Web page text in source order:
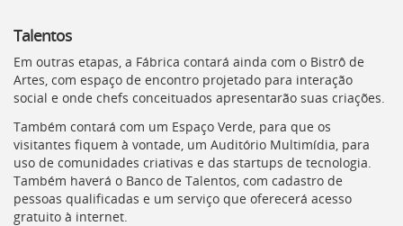
Talentos
Em outras etapas, a Fábrica contará ainda com o Bistrô de
Artes, com espaço de encontro projetado para interação
social e onde chefs conceituados apresentarão suas criações.
Também contará com um Espaço Verde, para que os
visitantes fiquem à vontade, um Auditório Multimídia, para
uso de comunidades criativas e das startups de tecnologia.
Também haverá o Banco de Talentos, com cadastro de
pessoas qualificadas e um serviço que oferecerá acesso
gratuito à internet.